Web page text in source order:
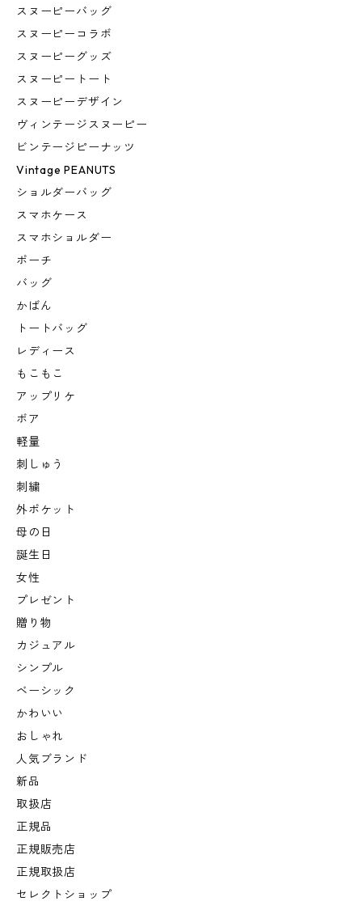
スヌーピーバッグ
スヌーピーコラボ
スヌーピーグッズ
スヌーピートート
スヌーピーデザイン
ヴィンテージスヌーピー
ビンテージピーナッツ
Vintage PEANUTS
ショルダーバッグ
スマホケース
スマホショルダー
ポーチ
バッグ
かばん
トートバッグ
レディース
もこもこ
アップリケ
ボア
軽量
刺しゅう
刺繍
外ポケット
母の日
誕生日
女性
プレゼント
贈り物
カジュアル
シンプル
ベーシック
かわいい
おしゃれ
人気ブランド
新品
取扱店
正規品
正規販売店
正規取扱店
セレクトショップ